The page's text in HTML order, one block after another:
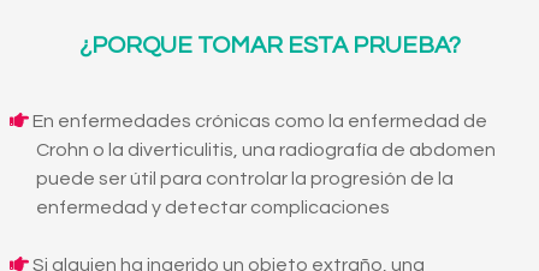
¿PORQUE TOMAR ESTA PRUEBA?
En enfermedades crónicas como la enfermedad de
Crohn o la diverticulitis, una radiografía de abdomen
puede ser útil para controlar la progresión de la
enfermedad y detectar complicaciones
Si alguien ha ingerido un objeto extraño, una